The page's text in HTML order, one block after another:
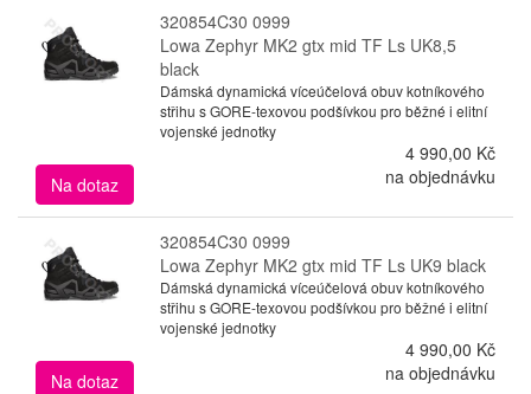
320854C30 0999
Lowa Zephyr MK2 gtx mid TF Ls UK8,5
black
Dámská dynamická víceúčelová obuv kotníkového
střihu s GORE-texovou podšívkou pro běžné i elitní
vojenské jednotky
4 990,00 Kč
Na dotaz
na objednávku
320854C30 0999
Lowa Zephyr MK2 gtx mid TF Ls UK9 black
Dámská dynamická víceúčelová obuv kotníkového
střihu s GORE-texovou podšívkou pro běžné i elitní
vojenské jednotky
4 990,00 Kč
Na dotaz
na objednávku